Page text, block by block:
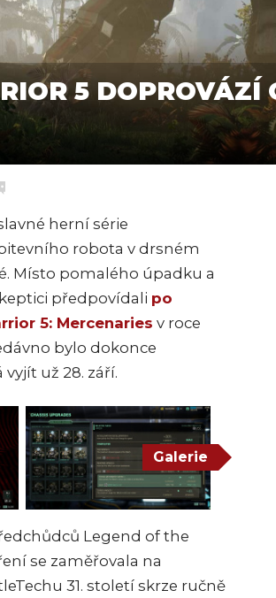
5 DOPROVÁZÍ
herní série
robota v drsném
Místo pomalého úpadku a
předpovídali po
5: Mercenaries v roce
bylo dokonce
už 28. září.
Galerie
Legend of the
se zaměřovala na
31. století skrze ručně